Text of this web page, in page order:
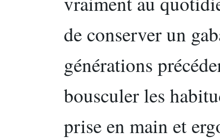
de conserver un
générations
bousculer les
prise en main et